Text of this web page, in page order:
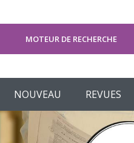
MOTEUR DE RECHERCHE
NOUVEAU REVUES